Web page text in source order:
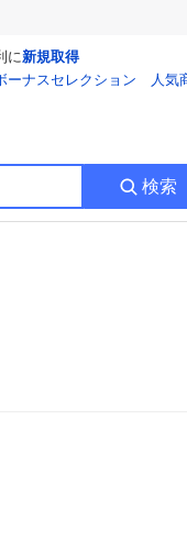
に新規取得
ーナスセレクション 人気
検索